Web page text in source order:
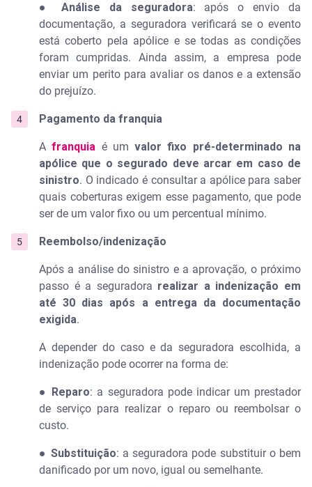
● Análise da seguradora: após o envio da
documentação, a seguradora verificará se o evento
está coberto pela apólice e se todas as condições
foram cumpridas. Ainda assim, a empresa pode
enviar um perito para avaliar os danos e a extensão
do prejuízo.
Pagamento da franquia
Afranquia é umvalor fixo pré-determinado na
apólice que o segurado deve arcar em caso de
sinistro. O indicado é consultar a apólice para saber
quais coberturas exigem esse pagamento, que pode
ser de um valor fixo ou um percentual mínimo.
Reembolso/indenização
Após a análise do sinistro e a aprovação, o próximo
passo é a seguradora realizar a indenização em
até 30 dias após a entrega da documentação
exigida.
A depender do caso e da seguradora escolhida, a
indenização pode ocorrer na forma de:
● Reparo: a seguradora pode indicar um prestador
de serviço para realizar o reparo ou reembolsar o
custo.
● Substituição: a seguradora pode substituir o bem
danificado por um novo, igual ou semelhante.